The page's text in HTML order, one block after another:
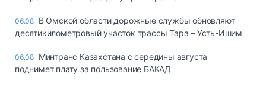
06.08 В Омской области дорожные службы обновляют
десятикилометровый участок трассы Тара – Усть-Ишим
06.08 Минтранс Казахстана с середины августа
поднимет плату за пользование БАКАД